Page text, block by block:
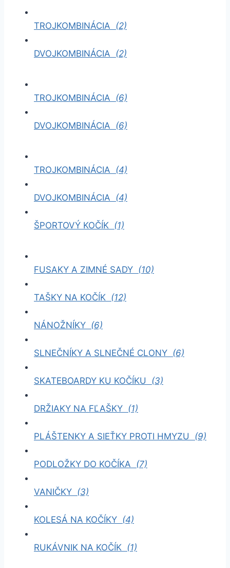
TROJKOMBINÁCIA (2)
DVOJKOMBINÁCIA (2)
TROJKOMBINÁCIA (6)
DVOJKOMBINÁCIA (6)
TROJKOMBINÁCIA (4)
DVOJKOMBINÁCIA (4)
ŠPORTOVÝ KOČÍK (1)
FUSAKY A ZIMNÉ SADY (10)
TAŠKY NA KOČÍK (12)
NÁNOŽNÍKY (6)
SLNEČNÍKY A SLNEČNÉ CLONY (6)
SKATEBOARDY KU KOČÍKU (3)
DRŽIAKY NA FĽAŠKY (1)
PLÁŠTENKY A SIEŤKY PROTI HMYZU (9)
PODLOŽKY DO KOČÍKA (7)
VANIČKY (3)
KOLESÁ NA KOČÍKY (4)
RUKÁVNIK NA KOČÍK (1)